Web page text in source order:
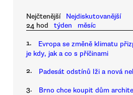
Nejčtenější
Nejdiskutovanější
24 hod
týden měsíc
1.
Evropa se změně klimatu
je kdy, jak a co s příčinami
2. Padesát odstínů lži a nová
3. Brno chce koupit dům